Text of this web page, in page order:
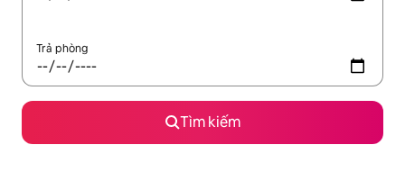
Trả phòng
Tìm kiếm